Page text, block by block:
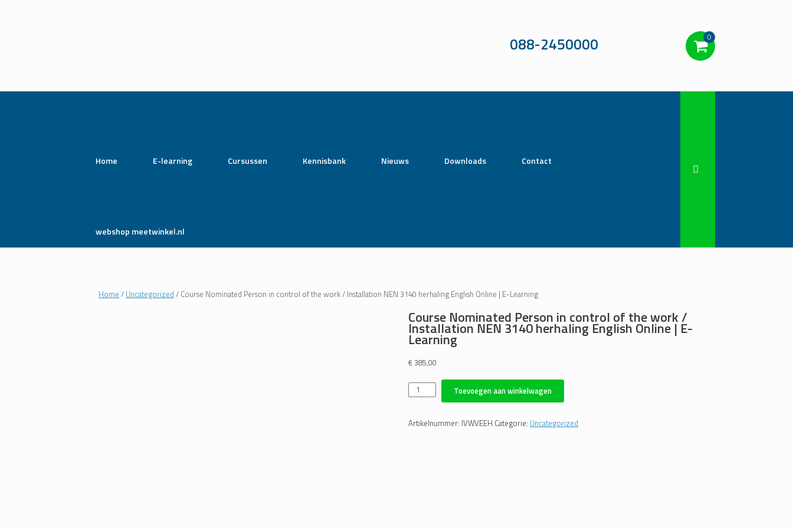
088-2450000 0
Home E-learning Cursussen Kennisbank Nieuws Downloads Contact
webshop meetwinkel.nl
Home / Uncategorized / Course Nominated Person in control of the work / Installation NEN 3140 herhaling English Online | E-Learning
Course Nominated Person in control of the work /
Installation NEN 3140 herhaling English Online | E-
Learning
€385,00
Course
Nominated
in
control
Toevoegen aan winkelwagen
Artikelnummer: IVWVEEH Categorie: Uncategorized